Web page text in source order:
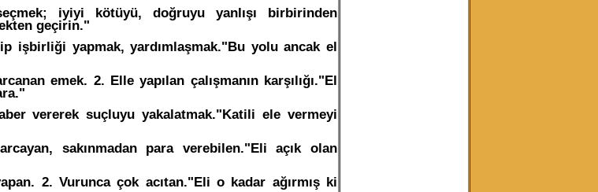
iyiyi kötüyü, doğruyu yanlışı birbirinden
geçirin."
işbirliği yapmak, yardımlaşmak."Bu yolu ancak el
emek. 2. Elle yapılan çalışmanın karşılığı."El
vererek suçluyu yakalatmak."Katili ele vermeyi
sakınmadan para verebilen."Eli açık olan
2. Vurunca çok acıtan."Eli o kadar ağırmış ki